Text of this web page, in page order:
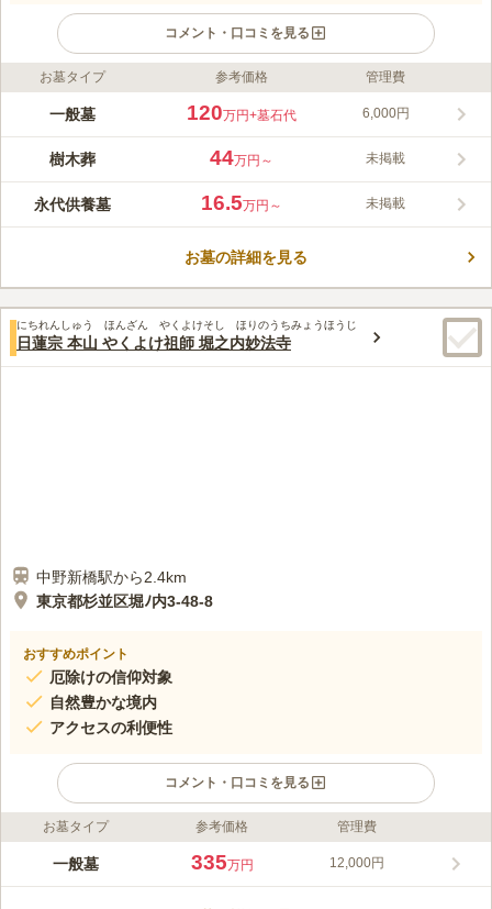
コメント・口コミを見る
ライフドット編集部のコメント
隣接する妙法寺の樹齢数百年の欅の大木をはじめ多くの木々の緑
い空間になっています。 杉並区の指定文化財になっている「大
黒天信仰関係版木」、「大黒天信仰関係石造物」が保有されてい
るという伝教大師（最澄）の作と言われ、庶民信仰をあつめた
「願満大黒天」が安置されています。
線香とお花は持参しなくても境内で売っている。街中にあるので
お店には困らない。コンビニも多いのでなんとかなる。
口コミの続きを読む
お墓タイプ 参考価格 管理費
一般墓 120万円+墓石代 6,000円
樹木葬 44万円～ 未掲載
永代供養墓 16.5万円～ 未掲載
お墓の詳細を見る
にちれんしゅう ほんざん やくよけそし ほりのうちみょうほうじ
日蓮宗 本山 やくよけ祖師 堀之内妙法寺
中野新橋駅から2.4km
東京都杉並区堀ﾉ内3-48-8
おすすめポイント
厄除けの信仰対象
自然豊かな境内
アクセスの利便性
コメント・口コミを見る
口コミ評価
この霊園はまだ誰からも評価されていません。
お墓タイプ 参考価格 管理費
一般墓 335万円 12,000円